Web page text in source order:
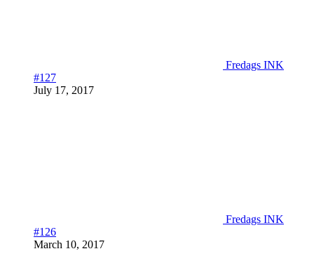
Fredags INK
#127
July 17, 2017
Fredags INK
#126
March 10, 2017